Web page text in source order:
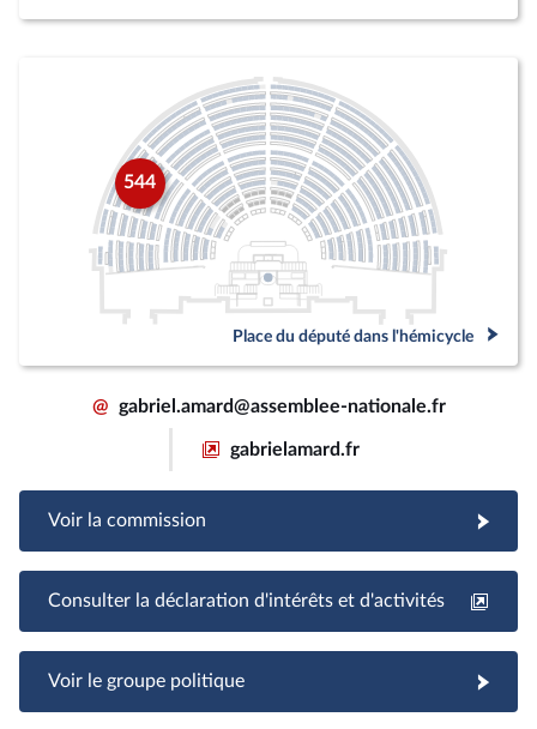
544
Place du député dans l'hémicycle
@ gabriel.amard@assemblee-nationale.fr
gabrielamard.fr
Voir la commission
Consulter la déclaration d'intérêts et d'activités
Voir le groupe politique